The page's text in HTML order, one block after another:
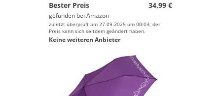
Bester Preis
34,99 €
gefunden bei Amazon
zuletzt überprüft am 27.09.2025 um 00:03; der
Preis kann sich seitdem geändert haben.
Keine weiteren Anbieter